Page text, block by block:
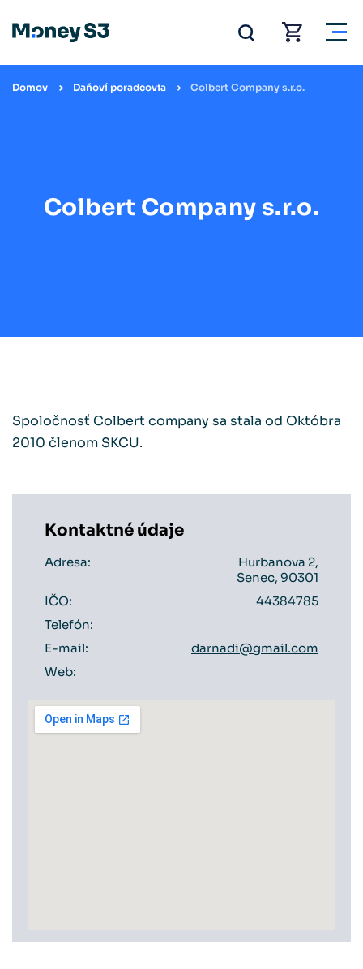
Domov Daňoví poradcovia Colbert Company s.r.o.
Colbert Company s.r.o.
Spoločnosť Colbert company sa stala od Októbra
2010 členom SKCU.
Kontaktné údaje
Adresa:
Hurbanova 2,
Senec, 90301
IČO:
44384785
Telefón:
E-mail:
darnadi@gmail.com
Web: